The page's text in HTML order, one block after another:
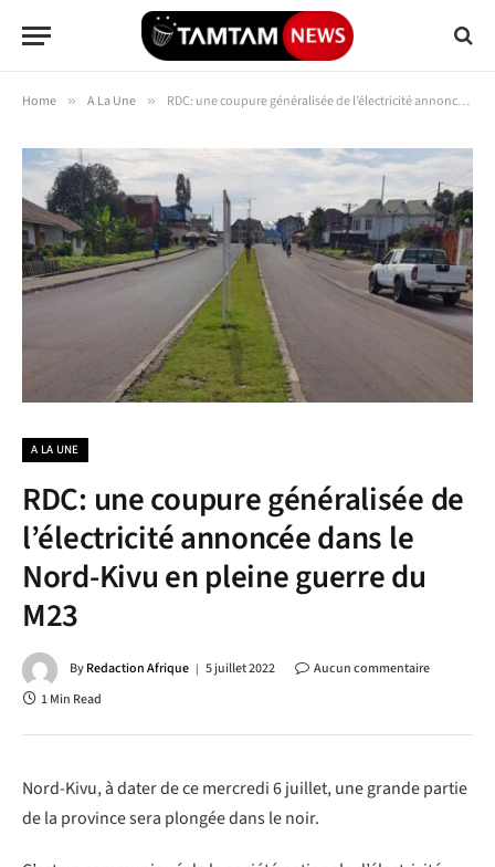
Home » A La Une » RDC: une coupure généralisée de l’électricité annoncée dans le Nord-Kivu en pleine guerre du M23
A LA UNE
RDC: une coupure généralisée de
l’électricité annoncée dans le
Nord-Kivu en pleine guerre du
M23
ByRedaction Afrique 5 juillet 2022
Aucun commentaire
1 Min Read
Nord-Kivu, à dater de ce mercredi 6 juillet, une grande partie
de la province sera plongée dans le noir.